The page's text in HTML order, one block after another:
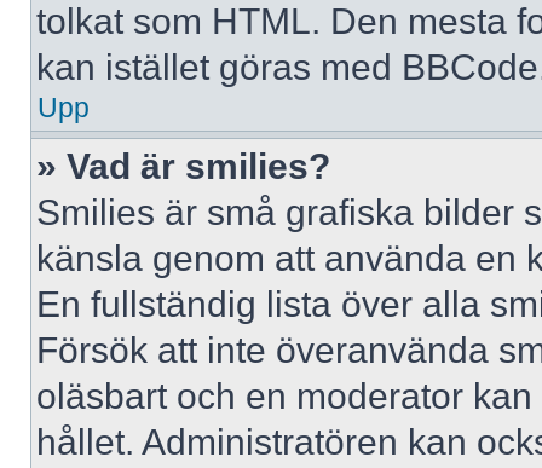
tolkat som HTML. Den mesta
kan istället göras med
Upp
» Vad är smilies?
Smilies är små grafiska bilder
känsla genom att använda en
En fullständig lista över alla
Försök att inte överanvända
oläsbart och en moderator
hållet. Administratören kan